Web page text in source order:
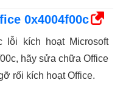
0x4004f00c
lỗi kích hoạt Microsoft
hãy sửa chữa Office
rối kích hoạt Office.